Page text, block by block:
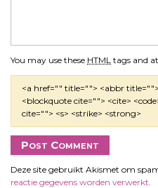
You may use these HTML tags and
<a href="" title=""> <abbr
<blockquote cite=""> <cite>
cite=""> <s> <strike> <strong>
Deze site gebruikt Akismet om
reactie gegevens worden verwerkt